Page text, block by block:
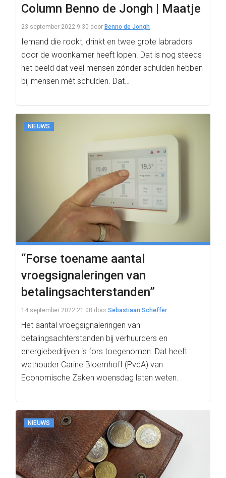
Column Benno de Jongh | Maatje
23 september 2022 9:30 door Benno de Jongh
Iemand die rookt, drinkt en twee grote labradors
door de woonkamer heeft lopen. Dat is nog steeds
het beeld dat veel mensen zónder schulden hebben
bij mensen mét schulden. Dat…
NIEUWS
“Forse toename aantal
vroegsignaleringen van
betalingsachterstanden”
14 september 2022 21:08 door Sebastiaan Scheffer
Het aantal vroegsignaleringen van
betalingsachterstanden bij verhuurders en
energiebedrijven is fors toegenomen. Dat heeft
wethouder Carine Bloemhoff (PvdA) van
Economische Zaken woensdag laten weten.
NIEUWS